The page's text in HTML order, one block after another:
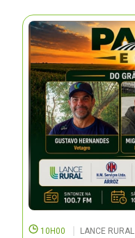
10H00 LANCE RURAL